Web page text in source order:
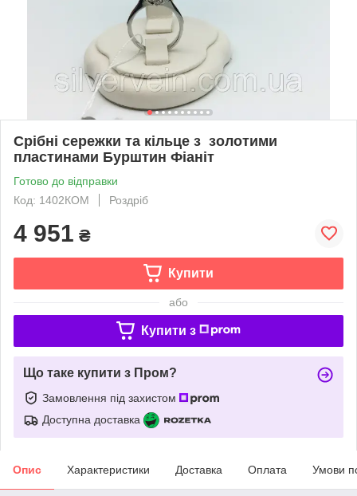
Срібні сережки та кільце з золотими
пластинами Бурштин Фіаніт
Готово до відправки
Код: 1402КОМ
Роздріб
4 951 ₴
Купити
або
Купити з
Що таке купити з Пром?
Замовлення під захистом
Доступна доставка
Опис Характеристики Доставка Оплата Умови